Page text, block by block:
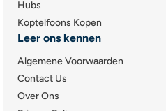
Hubs
Koptelfoons Kopen
Leer ons kennen
Algemene Voorwaarden
Contact Us
Over Ons